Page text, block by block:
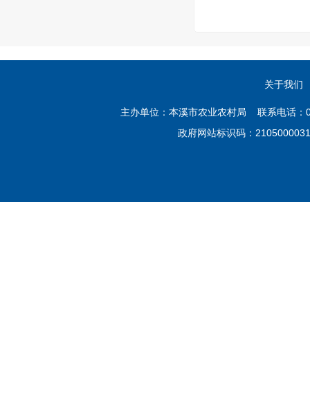
关于我们
主办单位：本溪市农业农村局 联系电话
政府网站标识码：